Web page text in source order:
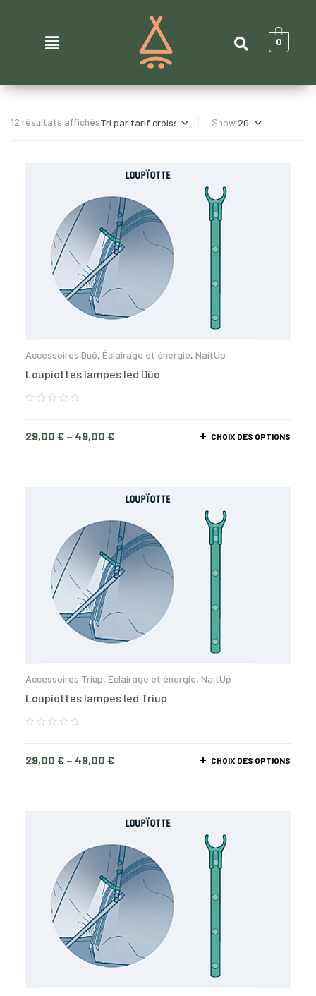
0
12 résultats affichés Show
Accessoires Duö, Éclairage et énergie, NaitUp
Loupiottes lampes led Düo
29,00 € – 49,00 € CHOIX DES OPTIONS
Accessoires Triup, Éclairage et énergie, NaitUp
Loupiottes lampes led Triup
29,00 € – 49,00 € CHOIX DES OPTIONS